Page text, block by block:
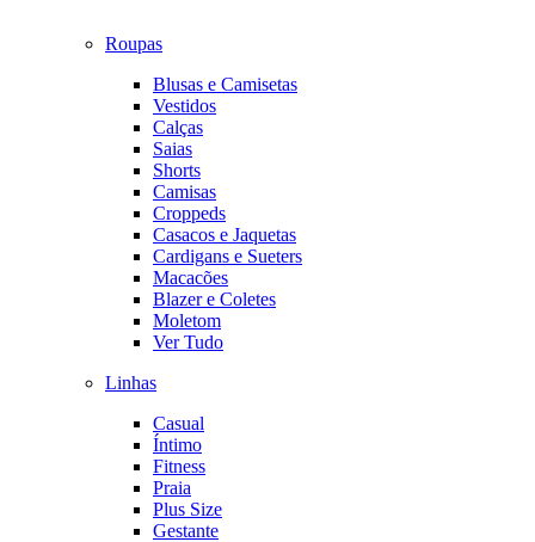
Roupas
Blusas e Camisetas
Vestidos
Calças
Saias
Shorts
Camisas
Croppeds
Casacos e Jaquetas
Cardigans e Sueters
Macacões
Blazer e Coletes
Moletom
Ver Tudo
Linhas
Casual
Íntimo
Fitness
Praia
Plus Size
Gestante